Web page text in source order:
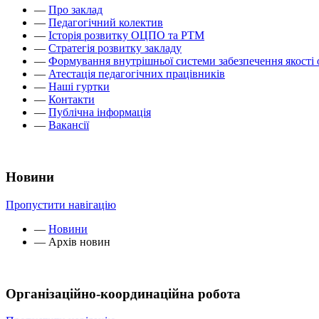
— Про заклад
— Педагогічний колектив
— Історія розвитку ОЦПО та РТМ
— Стратегія розвитку закладу
— Формування внутрішньої системи забезпечення якості
— Атестація педагогічних працівників
— Наші гуртки
— Контакти
— Публічна інформація
— Вакансії
Новини
Пропустити навігацію
— Новини
— Архів новин
Організаційно-координаційна робота